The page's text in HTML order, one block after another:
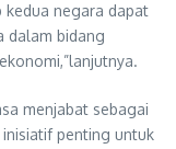
kedua negara dapat
dalam bidang
menjabat sebagai
inisiatif penting untuk